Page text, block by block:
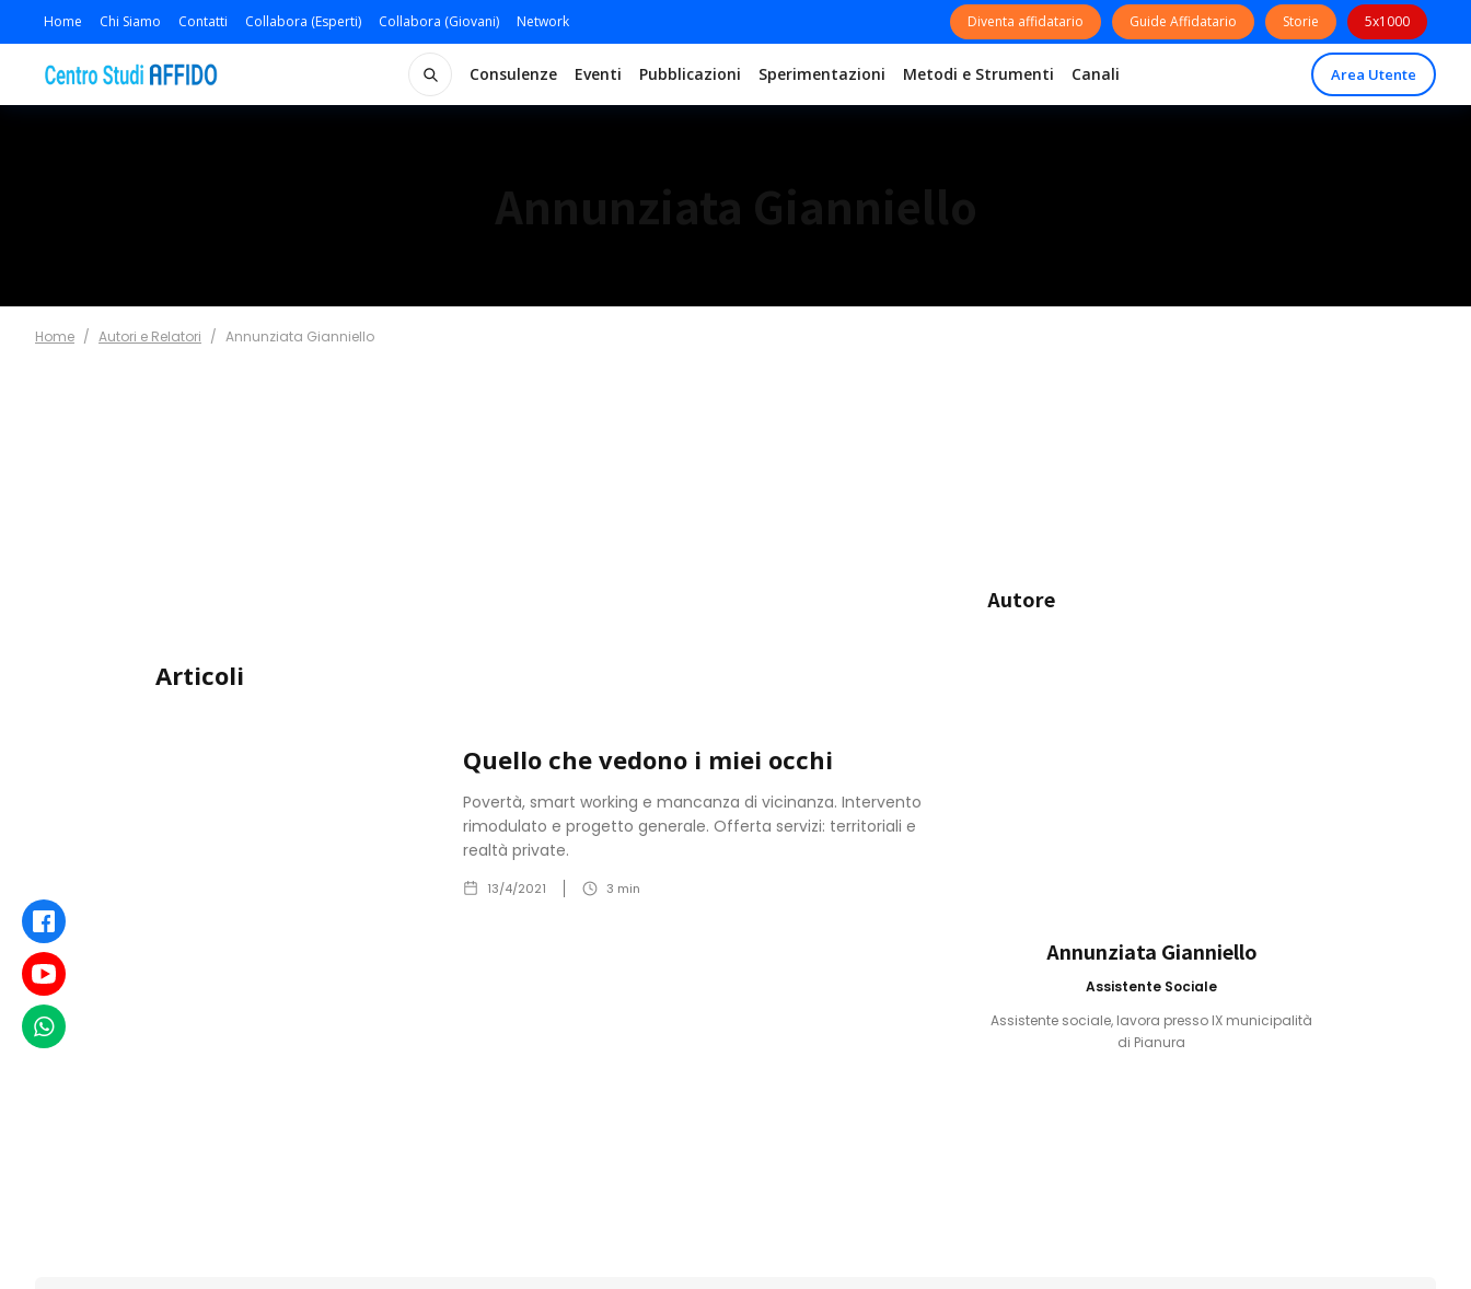
Home Chi Siamo Contatti Collabora (Esperti) Collabora (Giovani) Network Diventa affidatario Guide Affidatario Storie 5x1000
Consulenze Eventi Pubblicazioni Sperimentazioni Metodi e Strumenti Canali Area Utente
Home / Autori e Relatori / Annunziata Gianniello
Articoli
Quello che vedono i miei occhi
Povertà, smart working e mancanza di vicinanza. Intervento
rimodulato e progetto generale. Offerta servizi: territoriali e
realtà private.
13/4/2021 3 min
Autore
Annunziata Gianniello
Assistente Sociale
Assistente sociale, lavora presso IX municipalità
di Pianura